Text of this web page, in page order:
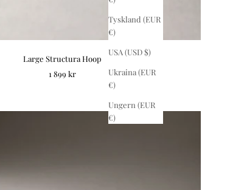
Tyskland (EUR
€)
USA (USD $)
Ukraina (EUR
€)
Ungern (EUR
€)
Large Structura Hoop
REA-pris
1 899 kr